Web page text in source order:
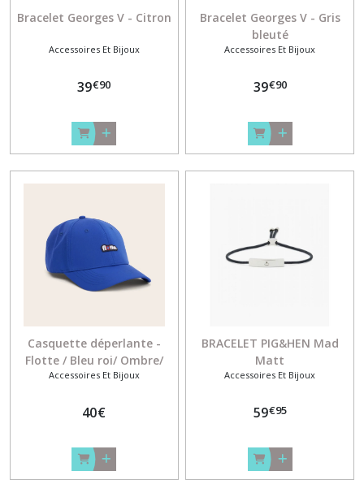
Bracelet Georges V - Citron
Accessoires Et Bijoux
39€90
Bracelet Georges V - Gris
bleuté
Accessoires Et Bijoux
39€90
Casquette déperlante -
Flotte / Bleu roi/ Ombre/
Kaki/ Indigo
Accessoires Et Bijoux
40€
BRACELET PIG&HEN Mad
Matt
Accessoires Et Bijoux
59€95